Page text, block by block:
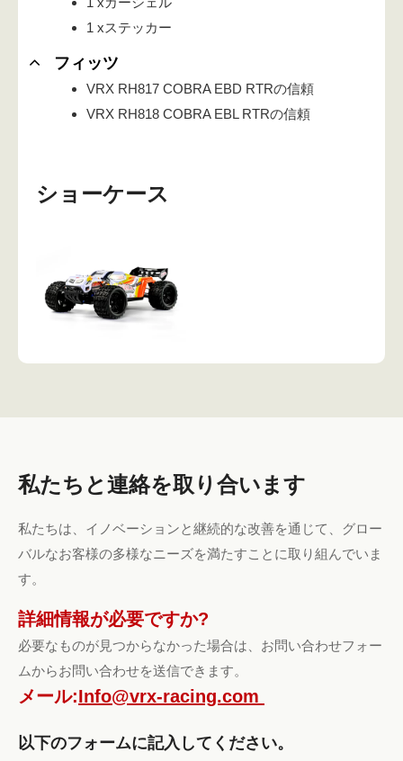
1 xステッカー
フィッツ
VRX RH817 COBRA EBD RTRの信頼
VRX RH818 COBRA EBL RTRの信頼
ショーケース
私たちと連絡を取り合います
私たちは、イノベーションと継続的な改善を通じて、グロー
バルなお客様の多様なニーズを満たすことに取り組んでいま
す。
詳細情報が必要ですか?
必要なものが見つからなかった場合は、お問い合わせフォー
ムからお問い合わせを送信できます。
メール:Info@vrx-racing.com
以下のフォームに記入してください。